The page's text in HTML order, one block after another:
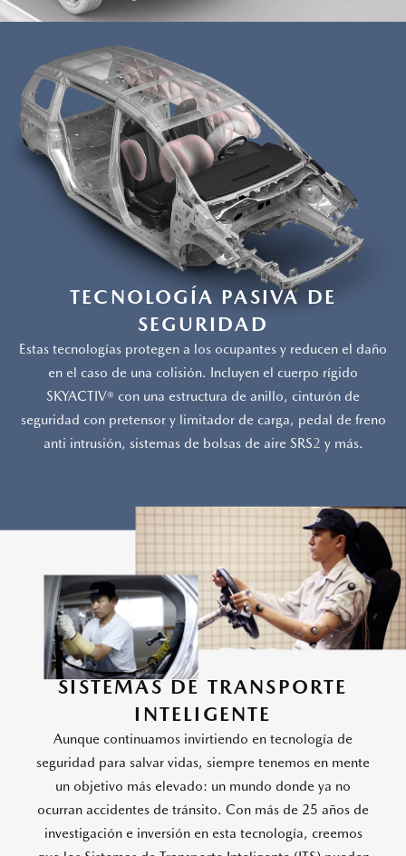
TECNOLOGÍA PASIVA DE
SEGURIDAD
Estas tecnologías protegen a los ocupantes y reducen el daño
en el caso de una colisión. Incluyen el cuerpo rígido
SKYACTIV® con una estructura de anillo, cinturón de
seguridad con pretensor y limitador de carga, pedal de freno
anti intrusión, sistemas de bolsas de aire SRS2 y más.
SISTEMAS DE TRANSPORTE
INTELIGENTE
Aunque continuamos invirtiendo en tecnología de
seguridad para salvar vidas, siempre tenemos en mente
un objetivo más elevado: un mundo donde ya no
ocurran accidentes de tránsito. Con más de 25 años de
investigación e inversión en esta tecnología, creemos